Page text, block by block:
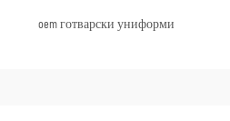
oem готварски униформи